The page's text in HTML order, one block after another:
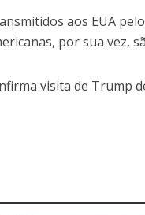
aos EUA
por sua vez,
visita de Trump